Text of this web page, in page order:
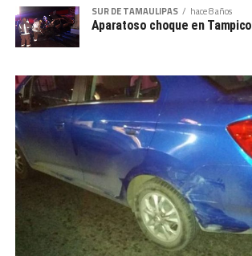
SUR DE TAMAULIPAS hace 8 años
Aparatoso choque en Tampico